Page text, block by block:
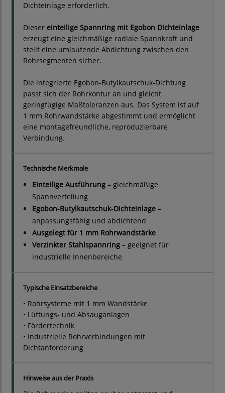
Dichteinlage erforderlich.
Dieser einteilige Spannring mit Egobon Dichteinlage
erzeugt eine gleichmäßige radiale Spannkraft und
stellt eine umlaufende Abdichtung zwischen den
Rohrsegmenten sicher.
Die integrierte Egobon-Butylkautschuk-Dichtung
passt sich der Rohrkontur an und gleicht
geringfügige Maßtoleranzen aus. Das System ist auf
1 mm Rohrwandstärke abgestimmt und ermöglicht
eine montagefreundliche, reproduzierbare
Verbindung.
Technische Merkmale
Einteilige Ausführung – gleichmäßige
Spannverteilung
Egobon-Butylkautschuk-Dichteinlage –
anpassungsfähig und abdichtend
Ausgelegt für 1 mm Rohrwandstärke
Verzinkter Stahlspannring – geeignet für
industrielle Innenbereiche
Typische Einsatzbereiche
• Rohrsysteme mit 1 mm Wandstärke
• Lüftungs- und Absauganlagen
• Fördertechnik
• Industrielle Rohrverbindungen mit
Dichtanforderung
Hinweise aus der Praxis